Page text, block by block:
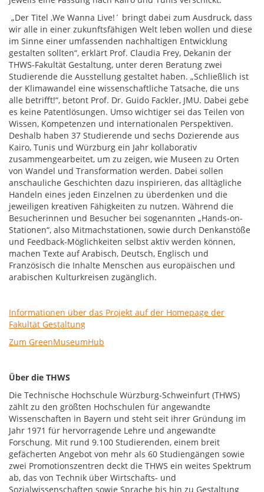
„Der Titel ,We Wanna Live!´ bringt dabei zum Ausdruck, dass
wir alle in einer zukunftsfähigen Welt leben wollen und diese
im Sinne einer umfassenden nachhaltigen Entwicklung
gestalten sollten“, erklärt Prof. Claudia Frey, Dekanin der
THWS-Fakultät Gestaltung, unter deren Beratung zwei
Studierende die Ausstellung gestaltet haben. „Schließlich ist
der Klimawandel eine wissenschaftliche Tatsache, die uns
alle betrifft!“, betont Prof. Dr. Guido Fackler, JMU. Dabei gebe
es keine Patentlösungen. Umso wichtiger sei das Teilen von
Wissen, Kompetenzen und internationalen Perspektiven.
Deshalb haben 37 Studierende und sechs Dozierende aus
Kairo, Tunis und Würzburg ein Jahr kollaborativ
zusammengearbeitet, um zu zeigen, wie Museen zu Orten
von Wandel und Transformation werden. Dabei sollen
anschauliche Geschichten dazu inspirieren, das alltägliche
Handeln eines jeden Einzelnen zu überdenken und die
jeweiligen kreativen Fähigkeiten zu nutzen. Während die
Besucherinnen und Besucher bei sogenannten „Hands-on-
Stationen“, also Mitmachstationen, sowie durch Denkanstöße
und Feedback-Möglichkeiten selbst aktiv werden können,
machen Texte auf Arabisch, Deutsch, Englisch und
Französisch die Inhalte Menschen aus europäischen und
arabischen Kulturkreisen zugänglich.
Informationen über das Projekt auf der Homepage der
Fakultät Gestaltung
Zum GreenMuseumHub
Über die THWS
Die Technische Hochschule Würzburg-Schweinfurt (THWS)
zählt zu den größten Hochschulen für angewandte
Wissenschaften in Bayern und steht seit ihrer Gründung im
Jahr 1971 für hervorragende Lehre und angewandte
Forschung. Mit rund 9.100 Studierenden, einem breit
gefächerten Angebot von mehr als 60 Studiengängen sowie
zwei Promotionszentren deckt die THWS ein weites Spektrum
ab, das von Technik über Wirtschafts- und
Sozialwissenschaften sowie Sprache bis hin zu Gestaltung